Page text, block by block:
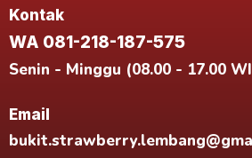
Kontak
WA 081-218-187-575
Senin - Minggu (08.00 - 17.00
Email